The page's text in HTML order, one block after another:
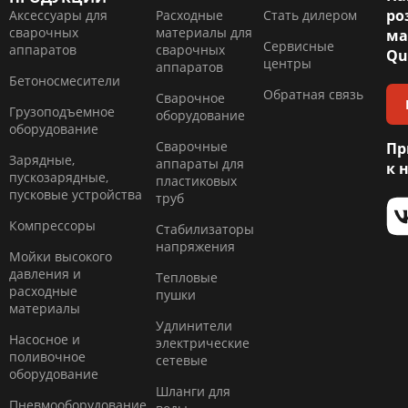
Аксессуары для
сварочных
аппаратов
Бетоносмесители
Грузоподъемное
оборудование
Зарядные,
пускозарядные,
пусковые устройства
Компресcоры
Мойки высокого
давления и
расходные
материалы
Насосное и
поливочное
оборудование
Расходные
материалы для
сварочных
аппаратов
Сварочное
оборудование
Сварочные
аппараты для
пластиковых
труб
Стабилизаторы
напряжения
Тепловые
пушки
Удлинители
электрические
сетевые
Шланги для
Стать дилером
Сервисные
центры
Обратная связь
к